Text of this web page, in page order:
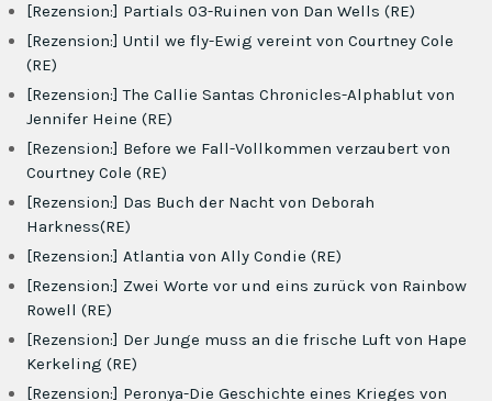
[Rezension:] Partials 03-Ruinen von Dan Wells (RE)
[Rezension:] Until we fly-Ewig vereint von Courtney Cole
(RE)
[Rezension:] The Callie Santas Chronicles-Alphablut von
Jennifer Heine (RE)
[Rezension:] Before we Fall-Vollkommen verzaubert von
Courtney Cole (RE)
[Rezension:] Das Buch der Nacht von Deborah
Harkness(RE)
[Rezension:] Atlantia von Ally Condie (RE)
[Rezension:] Zwei Worte vor und eins zurück von Rainbow
Rowell (RE)
[Rezension:] Der Junge muss an die frische Luft von Hape
Kerkeling (RE)
[Rezension:] Peronya-Die Geschichte eines Krieges von